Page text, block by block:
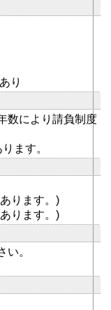
り
数により請負制度
ます。
ります。)
ります。)
い。